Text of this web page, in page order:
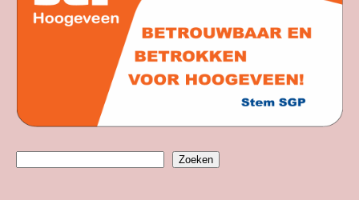
Zoeken